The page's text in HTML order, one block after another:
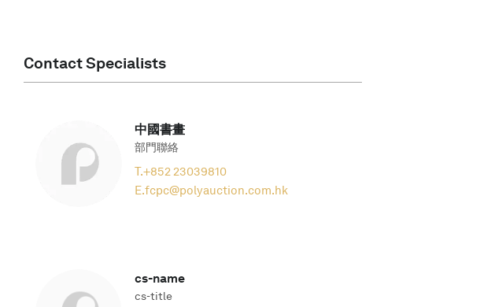
Contact Specialists
中國書畫
部門聯絡
T.+852 23039810
E.fcpc@polyauction.com.hk
cs-name
cs-title